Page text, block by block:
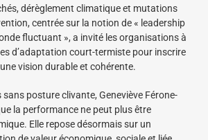
dérèglement climatique et mutations
centrée sur la notion de « leadership
fluctuant », a invité les organisations à
d’adaptation court-termiste pour inscrire
vision durable et cohérente.
sans posture clivante, Geneviève Férone-
la performance ne peut plus être
Elle repose désormais sur un